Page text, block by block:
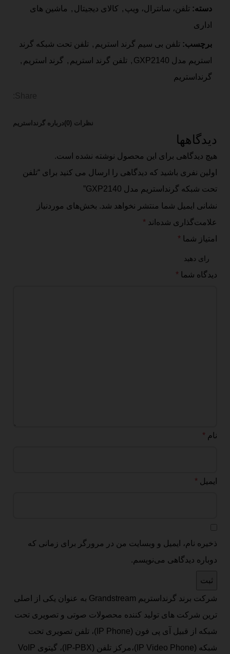
دسته: تلفن، سانترال، ویپ , کالای دیجیتال , ماشین های
اداری
برچسب: تلفن بی سیم گرند استریم , تلفن تحت شبکه گرند
استریم مدل GXP2140
, تلفن گرند استریم , گرند استریم ,
گرنداستریم
نظرات (0) درباره گرنداستریم
دیدگاهها
هیچ دیدگاهی برای این محصول نوشته نشده است.
اولین نفری باشید که دیدگاهی را ارسال می کنید برای “تلفن
تحت شبکه گرنداستریم مدل GXP2140”
نشانی ایمیل شما منتشر نخواهد شد. بخش‌های موردنیاز
علامت‌گذاری شده‌اند *
امتیاز شما *
دیدگاه شما *
نام *
ایمیل *
ذخیره نام، ایمیل و وبسایت من در مرورگر برای زمانی که
دوباره دیدگاهی می‌نویسم.
شرکت برند گرنداستریم Grandstream به عنوان یکی از اصلی
ترین شرکت های تولید کننده محصولات صوتی و تصویری تحت
شبکه از قبیل آی پی فون (IP Phone)، تلفن تصویری تحت
شبکه (IP Video Phone)،مرکز تلفن (IP-PBX)، گیتوی VoIP